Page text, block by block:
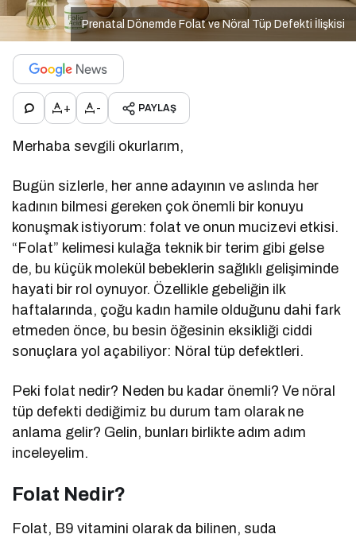
Prenatal Dönemde Folat ve Nöral Tüp Defekti İlişkisi
+ - PAYLAŞ
Merhaba sevgili okurlarım,
Bugün sizlerle, her anne adayının ve aslında her
kadının bilmesi gereken çok önemli bir konuyu
konuşmak istiyorum: folat ve onun mucizevi etkisi.
“Folat” kelimesi kulağa teknik bir terim gibi gelse
de, bu küçük molekül bebeklerin sağlıklı gelişiminde
hayati bir rol oynuyor. Özellikle gebeliğin ilk
haftalarında, çoğu kadın hamile olduğunu dahi fark
etmeden önce, bu besin öğesinin eksikliği ciddi
sonuçlara yol açabiliyor: Nöral tüp defektleri.
Peki folat nedir? Neden bu kadar önemli? Ve nöral
tüp defekti dediğimiz bu durum tam olarak ne
anlama gelir? Gelin, bunları birlikte adım adım
inceleyelim.
Folat Nedir?
Folat, B9 vitamini olarak da bilinen, suda